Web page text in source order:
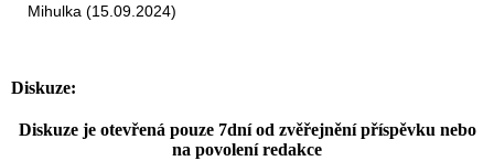
Mihulka (15.09.2024)
Diskuze:
Diskuze je otevřená pouze 7dní od zvěřejnění příspěvku nebo
na povolení redakce